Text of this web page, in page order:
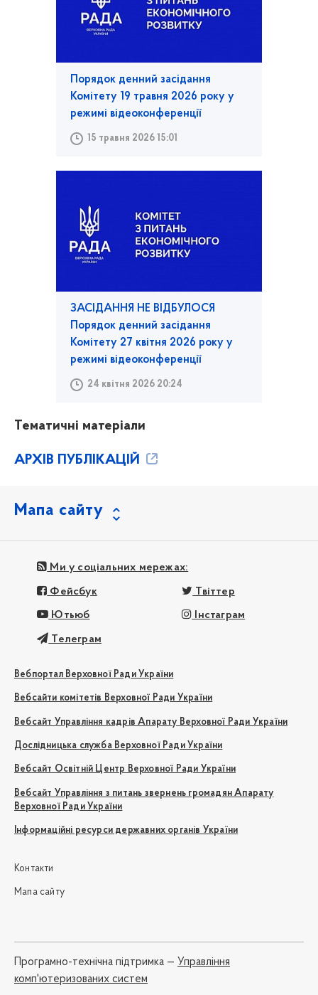
Порядок денний засідання
Комітету 19 травня 2026 року у
режимі відеоконференції
15 травня 2026 15:01
ЗАСІДАННЯ НЕ ВІДБУЛОСЯ
Порядок денний засідання
Комітету 27 квітня 2026 року у
режимі відеоконференції
24 квітня 2026 20:24
Тематичні матеріали
АРХІВ ПУБЛІКАЦІЙ
Мапа сайту
Ми у соціальних мережах:
Фейсбук Твіттер
Ютьюб Інстаграм
Телеграм
Вебпортал Верховної Ради України
Вебсайти комітетів Верховної Ради України
Вебсайт Управління кадрів Апарату Верховної Ради України
Дослідницька служба Верховної Ради України
Вебсайт Освітній Центр Верховної Ради України
Вебсайт Управління з питань звернень громадян Апарату
Верховної Ради України
Інформаційні ресурси державних органів України
Контакти
Мапа сайту
Програмно-технічна підтримка — Управління
комп'ютеризованих систем